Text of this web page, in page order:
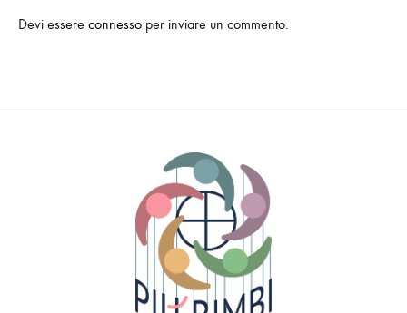
Devi essere connesso per inviare un commento.